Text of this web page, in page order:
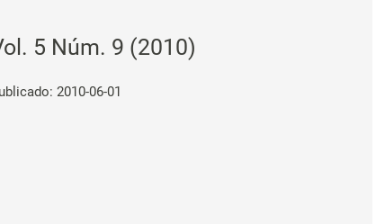
5 Núm. 9 (2010)
2010-06-01